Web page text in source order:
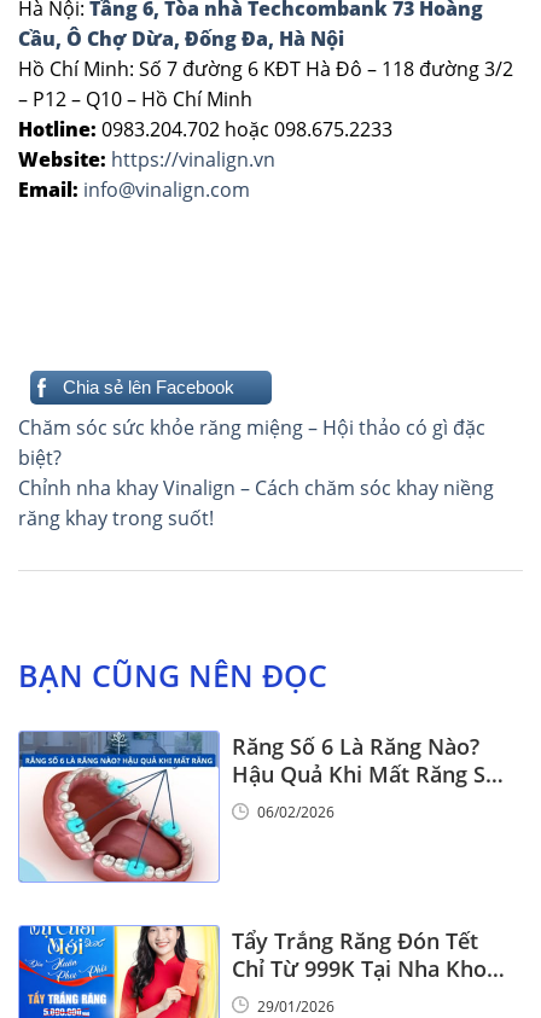
Hà Nội: Tầng 6, Tòa nhà Techcombank 73 Hoàng
Cầu, Ô Chợ Dừa, Đống Đa, Hà Nội
Hồ Chí Minh: Số 7 đường 6 KĐT Hà Đô – 118 đường 3/2
– P12 – Q10 – Hồ Chí Minh
Hotline: 0983.204.702 hoặc 098.675.2233
Website: https://vinalign.vn
Email: info@vinalign.com
Chia sẻ lên Facebook
Điều
hướng
bài
viết
Chăm sóc sức khỏe răng miệng – Hội thảo có gì đặc
biệt?
Chỉnh nha khay Vinalign – Cách chăm sóc khay niềng
răng khay trong suốt!
BẠN CŨNG NÊN ĐỌC
Răng Số 6 Là Răng Nào?
Hậu Quả Khi Mất Răng Số
6
06/02/2026
Tẩy Trắng Răng Đón Tết
Chỉ Từ 999K Tại Nha Khoa
Vinalign
29/01/2026